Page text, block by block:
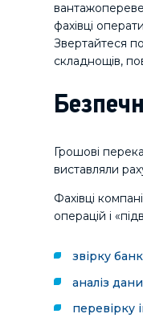
фахівці
Звертайтеся
складнощів,
Грошові
виставляли
Фахівці
операцій і
звірку
аналіз
перевірку